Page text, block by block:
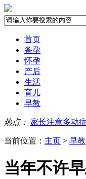
首页
备孕
怀孕
产后
生活
育儿
早教
热点： 家长注意多动
当前位置： 主页 > 早教
当年不许